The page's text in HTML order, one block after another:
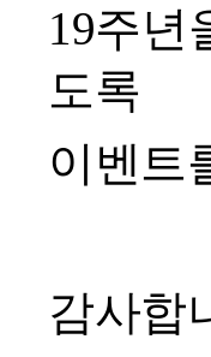
19주년
도록
이벤트
감사합